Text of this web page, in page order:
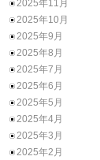
2025年11月
2025年10月
2025年9月
2025年8月
2025年7月
2025年6月
2025年5月
2025年4月
2025年3月
2025年2月